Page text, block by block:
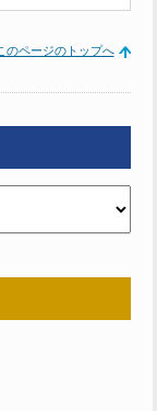
のページのトップへ